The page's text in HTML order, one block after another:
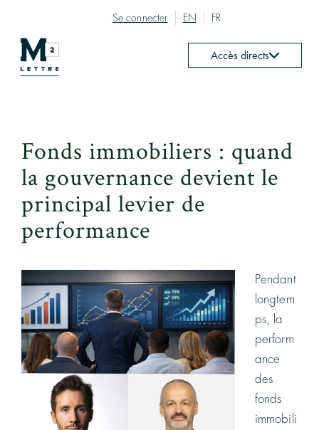
Se connecter EN FR
Accès directs
Fonds immobiliers : quand
la gouvernance devient le
principal levier de
performance
Pendant
longtem
ps, la
perform
ance
des
fonds
immobili